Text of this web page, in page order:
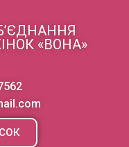
«ВОНА»